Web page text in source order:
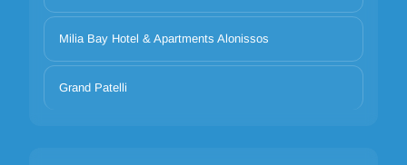
Milia Bay Hotel & Apartments Alonissos
Grand Patelli